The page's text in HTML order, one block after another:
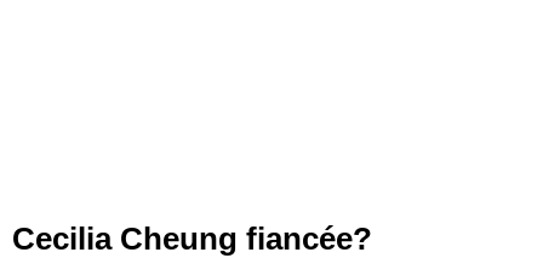
Cecilia Cheung fiancée?